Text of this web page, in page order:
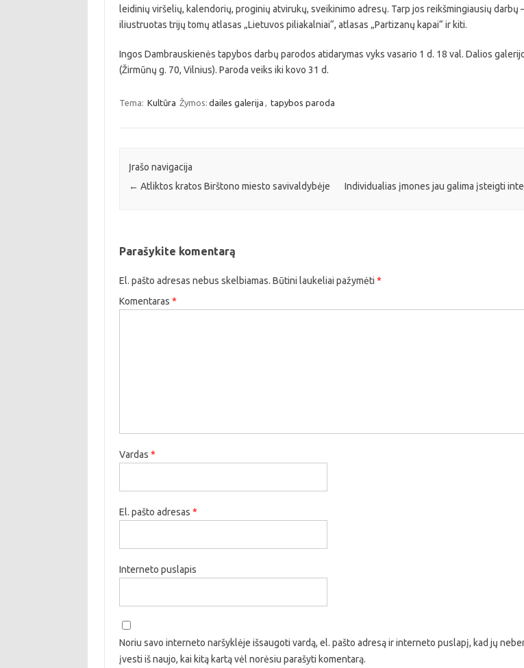
leidinių viršelių, kalendorių, proginių atvirukų, sveikinimo adresų. Tarp jos reikšmingiausių darbų
iliustruotas trijų tomų atlasas „Lietuvos piliakalniai“, atlasas „Partizanų kapai“ ir kiti.
Ingos Dambrauskienės tapybos darbų parodos atidarymas vyks vasario 1 d. 18 val. Dalios
(Žirmūnų g. 70, Vilnius). Paroda veiks iki kovo 31 d.
Tema: Kultūra Žymos: dailes galerija , tapybos paroda
Įrašo navigacija
← Atliktos kratos Birštono miesto savivaldybėje Individualias įmones jau galima įsteigti
Parašykite komentarą
El. pašto adresas nebus skelbiamas. Būtini laukeliai pažymėti *
Komentaras *
Vardas *
El. pašto adresas *
Interneto puslapis
Noriu savo interneto naršyklėje išsaugoti vardą, el. pašto adresą ir interneto puslapį, kad jų
įvesti iš naujo, kai kitą kartą vėl norėsiu parašyti komentarą.